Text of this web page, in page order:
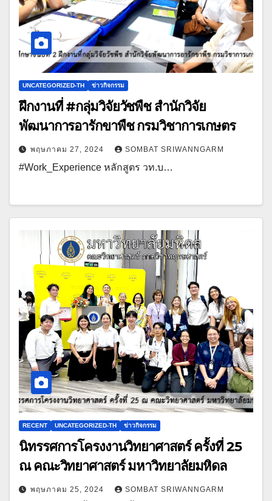
UNCATEGORIZED-TH ข่าวกิจกรรม
ฝึกงานที่ #กลุ่มวิจัยวัชพืช สำนักวิจัย
พัฒนาการอารักขาพืช กรมวิชาการเกษตร
พฤษภาคม 27, 2024 SOMBAT SRIWANNGARM
#Work_Experience หลักสูตร วท.บ…
RECENT UNCATEGORIZED-TH ข่าวกิจกรรม
นิทรรศการโครงงานวิทยาศาสตร์ ครั้งที่ 25
ณ คณะวิทยาศาสตร์ มหาวิทยาลัยมหิดล
พฤษภาคม 25, 2024 SOMBAT SRIWANNGARM